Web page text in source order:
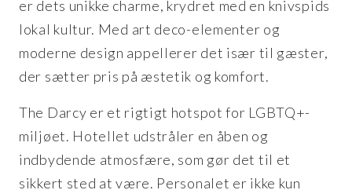
er dets unikke charme, krydret med en knivspids
lokal kultur. Med art deco-elementer og
moderne design appellerer det især til gæster,
der sætter pris på æstetik og komfort.
The Darcy er et rigtigt hotspot for LGBTQ+-
miljøet. Hotellet udstråler en åben og
indbydende atmosfære, som gør det til et
sikkert sted at være. Personalet er ikke kun